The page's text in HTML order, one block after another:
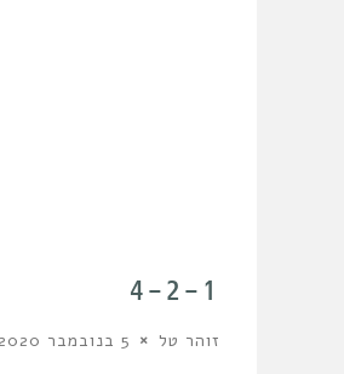
4-2-1
זוהר טל 5 בנובמבר 2020